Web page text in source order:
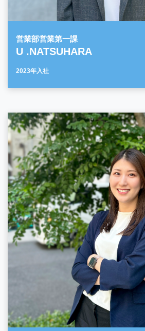
営業部営業第一課
U .NATSUHARA
2023年入社